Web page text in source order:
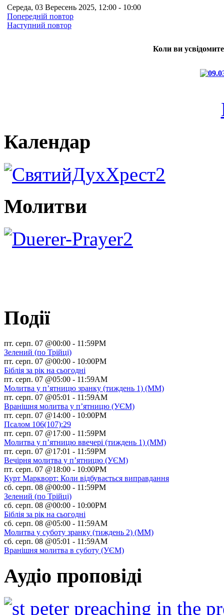
Середа, 03 Вересень 2025, 12:00 - 10:00
Попередній повтор
Наступний повтор
Коли ви
Календар
Молитви
Події
пт. серп. 07 @00:00 - 11:59PM
Зелений (по Трійці)
пт. серп. 07 @00:00 - 10:00PM
Біблія за рік на сьогодні
пт. серп. 07 @05:00 - 11:59AM
Молитва у п’ятницю зранку (тиждень 1) (ММ)
пт. серп. 07 @05:01 - 11:59AM
Вранішня молитва у п’ятницю (УЄМ)
пт. серп. 07 @14:00 - 10:00PM
Псалом 106(107):29
пт. серп. 07 @17:00 - 11:59PM
Молитва у п’ятницю ввечері (тиждень 1) (ММ)
пт. серп. 07 @17:01 - 11:59PM
Вечірня молитва у п’ятницю (УЄМ)
пт. серп. 07 @18:00 - 10:00PM
Курт Маркворт: Коли відбувається виправдання
сб. серп. 08 @00:00 - 11:59PM
Зелений (по Трійці)
сб. серп. 08 @00:00 - 10:00PM
Біблія за рік на сьогодні
сб. серп. 08 @05:00 - 11:59AM
Молитва у суботу зранку (тиждень 2) (ММ)
сб. серп. 08 @05:01 - 11:59AM
Вранішня молитва в суботу (УЄМ)
Аудіо проповіді